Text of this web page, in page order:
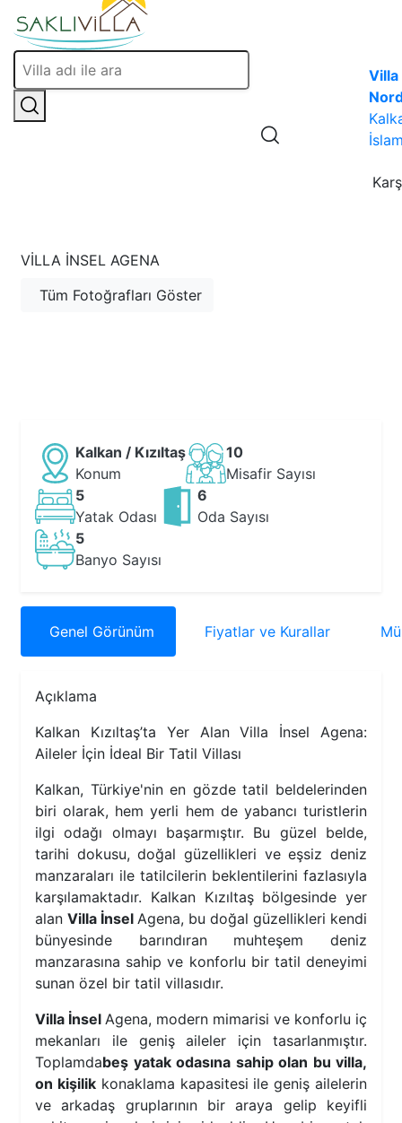
Villa
VILLA İNSEL AGENA
Tüm Fotoğrafları Göster
Kalkan / Kızıltaş
Konum
10
Misafir Sayısı
5
Yatak Odası
6
Oda Sayısı
5
Banyo Sayısı
Genel Görünüm Fiyatlar ve Kurallar
Açıklama
Kalkan Kızıltaş’ta Yer Alan Villa İnsel Agena:
Aileler İçin İdeal Bir Tatil Villası
Kalkan, Türkiye'nin en gözde tatil beldelerinden
biri olarak, hem yerli hem de yabancı turistlerin
ilgi odağı olmayı başarmıştır. Bu güzel belde,
tarihi dokusu, doğal güzellikleri ve eşsiz deniz
manzaraları ile tatilcilerin beklentilerini fazlasıyla
karşılamaktadır. Kalkan Kızıltaş bölgesinde yer
alan Villa İnsel Agena, bu doğal güzellikleri kendi
bünyesinde barındıran muhteşem deniz
manzarasına sahip ve konforlu bir tatil deneyimi
sunan özel bir tatil villasıdır.
Villa İnsel Agena, modern mimarisi ve konforlu iç
mekanları ile geniş aileler için tasarlanmıştır.
Toplamdabeş yatak odasına sahip olan bu villa,
on kişilikkonaklama kapasitesi ile geniş ailelerin
ve arkadaş gruplarının bir araya gelip keyifli